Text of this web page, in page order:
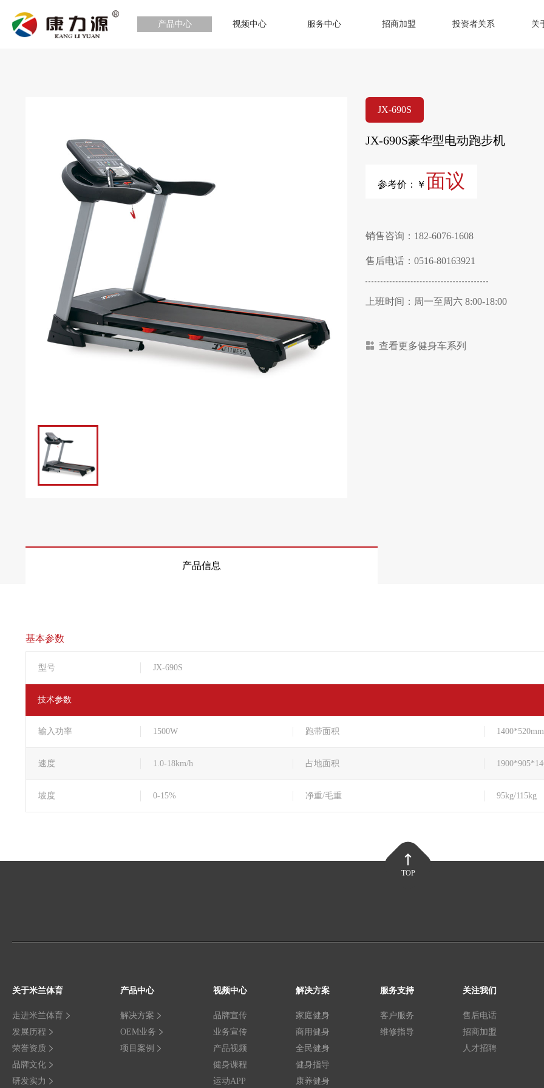
产品中心 视频中心 服务中心 招商加盟 投资者关系 关
JX-690S
JX-690S豪华型电动跑步机
参考价：￥面议
销售咨询：182-6076-1608
售后电话：0516-80163921
上班时间：周一至周六 8:00-18:00
查看更多健身车系列
产品信息
基本参数
型号 JX-690S
技术参数
输入功率 1500W 跑带面积 1400*520mm
速度 1.0-18km/h 占地面积
坡度 0-15% 净重/毛重 95kg/115kg
TOP
关于米兰体育
走进米兰体育
发展历程
荣誉资质
品牌文化
研发实力
产品中心
解决方案
OEM业务
项目案例
视频中心
品牌宣传
业务宣传
产品视频
健身课程
运动APP
解决方案
家庭健身
商用健身
全民健身
健身指导
康养健身
服务支持
客户服务
维修指导
关注我们
售后电话
招商加盟
人才招聘